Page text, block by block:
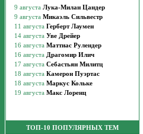
ТОП-10 ПОПУЛЯРНЫХ ТЕМ